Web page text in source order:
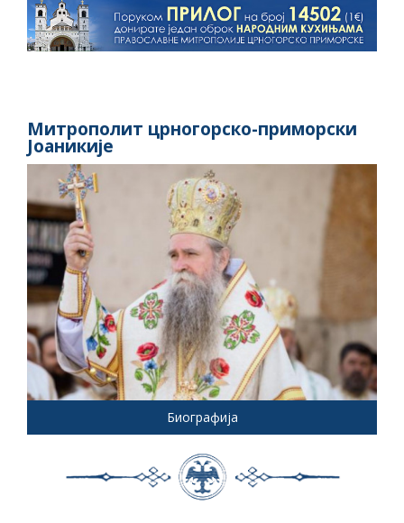
Митрополит црногорско-приморски
Јоаникије
Биографија